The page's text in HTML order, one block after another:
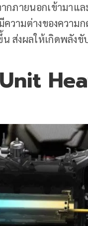
กภายนอกเข้ามาแ
วามต่างของความ
ส่งผลให้เกิดพลัง